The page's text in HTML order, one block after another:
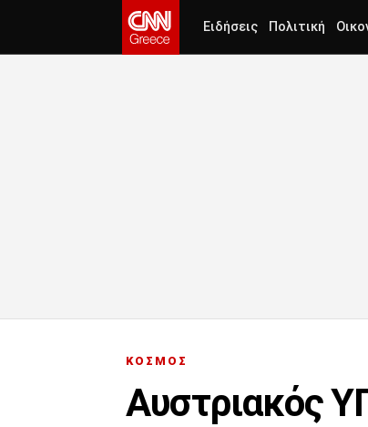
Ειδήσεις Πολιτική
ΚΟΣΜΟΣ
Αυστριακός